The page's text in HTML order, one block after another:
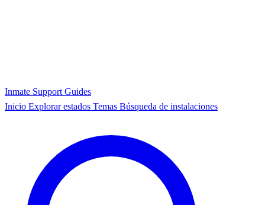
Inmate Support Guides
Inicio Explorar estados Temas Búsqueda de instalaciones